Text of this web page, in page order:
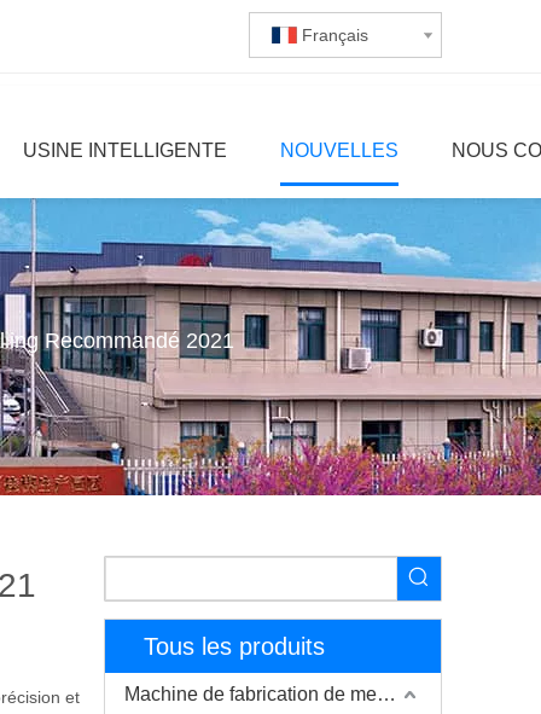
Français
USINE INTELLIGENTE NOUVELLES NOUS
Recommandé 2021
et
Tous les produits
Machine de fabrication de meubles